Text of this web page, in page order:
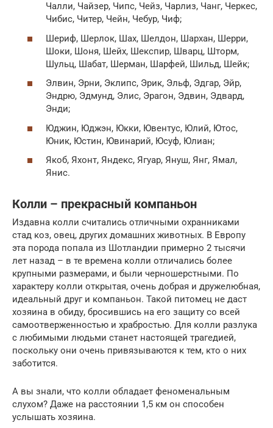
Чалли, Чайзер, Чипс, Чейз, Чарлиз, Чанг, Черкес,
Чибис, Читер, Чейн, Чебур, Чиф;
Шериф, Шерлок, Шах, Шелдон, Шархан, Шерри,
Шоки, Шоня, Шейх, Шекспир, Шварц, Шторм,
Шульц, Шабат, Шерман, Шарфей, Шильд, Шейк;
Элвин, Эрни, Эклипс, Эрик, Эльф, Эдгар, Эйр,
Эндрю, Эдмунд, Элис, Эрагон, Эдвин, Эдвард,
Энди;
Юджин, Юджэн, Юкки, Ювентус, Юлий, Ютос,
Юник, Юстин, Ювинарий, Юсуф, Юлиан;
Якоб, Яхонт, Яндекс, Ягуар, Януш, Янг, Ямал,
Янис.
Колли – прекрасный компаньон
Издавна колли считались отличными охранниками
стад коз, овец, других домашних животных. В Европу
эта порода попала из Шотландии примерно 2 тысячи
лет назад – в те времена колли отличались более
крупными размерами, и были черношерстными. По
характеру колли открытая, очень добрая и дружелюбная,
идеальный друг и компаньон. Такой питомец не даст
хозяина в обиду, бросившись на его защиту со всей
самоотверженностью и храбростью. Для колли разлука
с любимыми людьми станет настоящей трагедией,
поскольку они очень привязываются к тем, кто о них
заботится.
А вы знали, что колли обладает феноменальным
слухом? Даже на расстоянии 1,5 км он способен
услышать хозяина.